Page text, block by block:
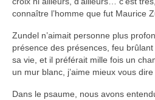
connaître l’homme que fut Maurice
Zundel n’aimait personne plus
présence des présences, feu
sa vie, et il préférait mille fois un
un mur blanc, j’aime mieux vous dire
Dans le psaume, nous avons